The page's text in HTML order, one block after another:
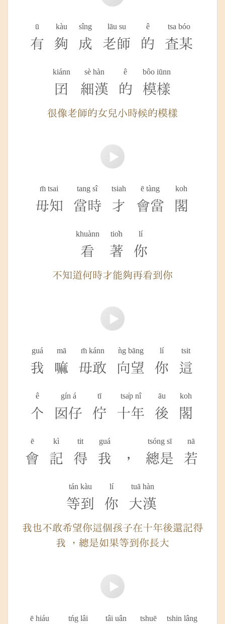
ū
有
kàu
夠
sîng
成
lāu su
老師
ê
的
tsa bóo
查某
kiánn
囝
sè hàn
細漢
ê
的
bôo iūnn
模樣
很像老師的女兒小時候的模樣
m̄ tsai
毋知
tang sî
當時
tsiah
才
ē tàng
會當
koh
閣
khuànn
看
tio̍h
著
lí
你
不知道何時才能夠再看到你
guá
我
mā
嘛
m̄ kánn
毋敢
ǹg bāng
向望
lí
你
tsit
這
ê
个
gín á
囡仔
tī
佇
tsa̍p nî
十年
āu
後
koh
閣
ē
會
kì
記
tit
得
guá
我 ，
tsóng sī
總是
nā
若
tán kàu
等到
lí
你
tuā hàn
大漢
我也不敢希望你這個孩子在十年後還記得
我 ，總是如果等到你長大
ē hiáu tńg lâi tâi uân tshuē tshin lâng